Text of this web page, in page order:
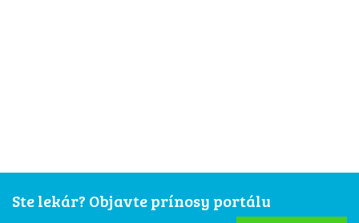
Ste lekár? Objavte prínosy portálu